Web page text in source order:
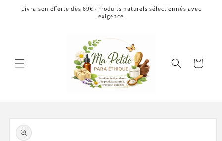
passer
Livraison offerte dès 69€ -Produits naturels sélectionnés avec
exigence
Panier
Passer aux
informations
produits